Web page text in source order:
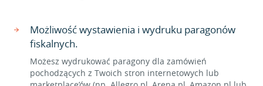
Możliwość wystawienia i wydruku paragonów
fiskalnych.
Możesz wydrukować paragony dla zamówień
pochodzących z Twoich stron internetowych lub